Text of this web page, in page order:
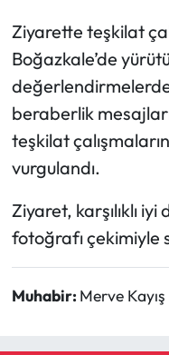
Ziyarette teşkilat
Boğazkale’de
beraberlik
teşkilat
vurgulandı.
Ziyaret, karşılıklı
fotoğrafı çekimiyle
Muhabir: Merve Kayış
Spor
Sungurlu
Uğurludağ